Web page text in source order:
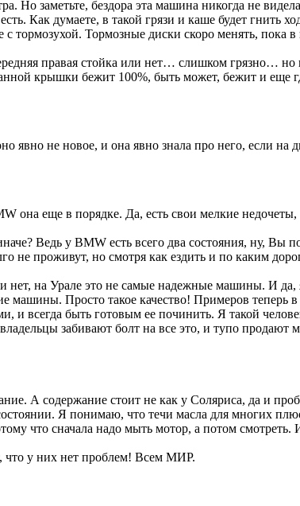
Но заметьте, бездора эта машина никогда не
Как думаете, в такой грязи и каше будет гнить
тормозухой. Тормозные диски скоро менять, пока
правая стойка или нет… слишком грязно…
крышки бежит 100%, быть может, бежит и еще
явно не новое, и она явно знала про него, если
она еще в порядке. Да, есть свои мелкие
Ведь у BMW есть всего два состояния, ну,
не проживут, но смотря как ездить и по каким
на Урале это не самые надежные машины. И
машины. Просто такое качество! Примеров теперь
всегда быть готовым ее починить. Я такой
забивают болт на все это, и тупо
А содержание стоит не как у Соляриса, да и
Я понимаю, что течи масла для многих
что сначала надо мыть мотор, а потом
что у них нет проблем! Всем МИР.